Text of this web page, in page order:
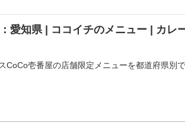
愛知県 | ココイチのメニュー | カレ
CoCo壱番屋の店舗限定メニューを都道府県別で